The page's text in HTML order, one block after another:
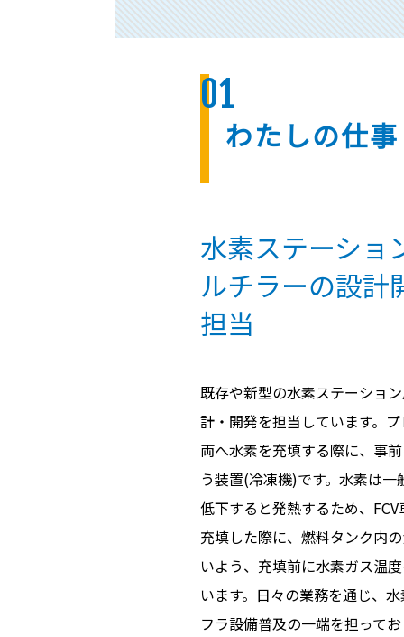
01
わたしの仕事
水素ステーショ
ルチラーの設計
担当
既存や新型の水素ステーショ
計・開発を担当しています。
両へ水素を充填する際に、事
う装置(冷凍機)です。水素は
低下すると発熱するため、
充填した際に、燃料タンク内
いよう、充填前に水素ガス温
います。日々の業務を通じ、
フラ設備普及の一端を担って